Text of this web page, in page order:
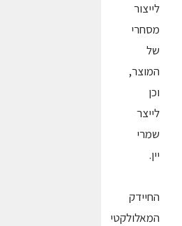
לייצור
מסחרי
של
המוצר,
וכן
לייצר
שמרי
יין.
החיידק
המאלולקטי